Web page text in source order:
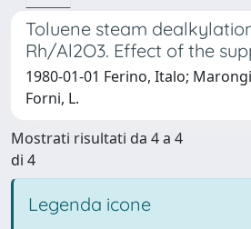
Toluene steam
Rh/Al2O3. Effect of the
1980-01-01 Ferino, Italo;
Forni, L.
Mostrati risultati da 4 a 4
di 4
Legenda icone